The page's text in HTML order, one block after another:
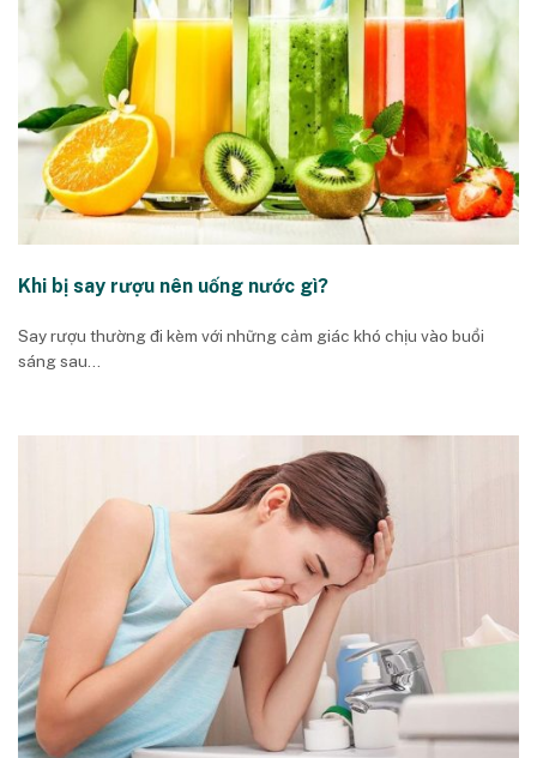
Khi bị say rượu nên uống nước gì?
Say rượu thường đi kèm với những cảm giác khó chịu vào buổi
sáng sau...